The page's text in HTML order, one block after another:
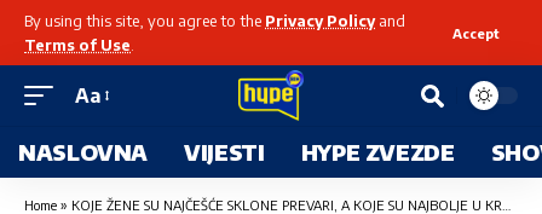
By using this site, you agree to the Privacy Policyand
Terms of Use
Accept
Aa
NASLOVNA VIJESTI HYPE ZVEZDE
Home » KOJE ŽENE SU NAJČEŠĆE SKLONE PREVARI, A KOJE SU NAJBOLJE U KREVETU? Za njih su se svi iznenadili!